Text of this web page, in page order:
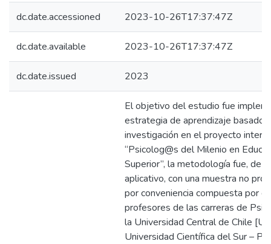
dc.date.accessioned 2023-10-26T17:37:47Z
dc.date.available 2023-10-26T17:37:47Z
dc.date.issued 2023
El objetivo del estudio fue
estrategia de aprendizaje basado
investigación en el proyecto
“Psicolog@s del Milenio en
Superior”, la metodología fue, de
aplicativo, con una muestra no
por conveniencia compuesta por
profesores de las carreras de
la Universidad Central de Chile
Universidad Científica del Sur –